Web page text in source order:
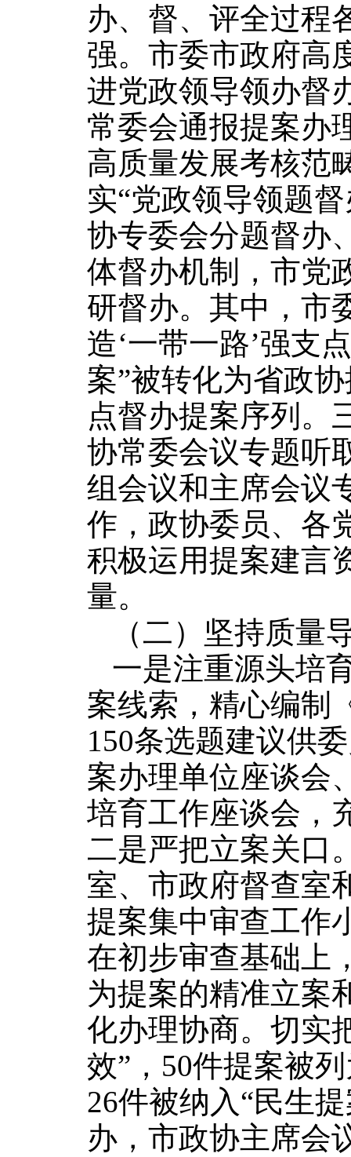
办、督、评全过程
强。市委市政府高
进党政领导领办督
常委会通报提案办
高质量发展考核范
实“党政领导领题
协专委会分题督办
体督办机制，市党
研督办。其中，市
造‘一带一路’强支
案”被转化为省政
点督办提案序列。
协常委会议专题听
组会议和主席会议
作，政协委员、各
积极运用提案建言
量。
（二）坚持质量
一是注重源头培
案线索，精心编制
150条选题建议供
案办理单位座谈会
培育工作座谈会，
二是严把立案关口
室、市政府督查室
提案集中审查工作
在初步审查基础上
为提案的精准立案
化办理协商。切实
效”，50件提案被
26件被纳入“民生
办，市政协主席会